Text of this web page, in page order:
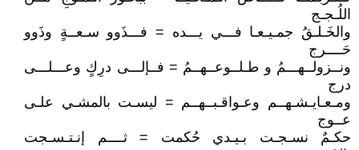
اللُـجـج
والخَـلـقُ جمـيـعـا فـــي يـــده = فـــذَوو سـعــةٍ وذَوو
حَــــرج
ونــزولــهـــمُ و طـلــوعــهــمُ = فــإلـــى درِكٍ وعـــلـــى
درج
ومـعـايـشـهــم وعـواقـبــهــم = ليسـت بالمشـي علـى
عــوج
حكـمٌ نسـجـت بـيـدي حُكمت = ثــــم إنـتـسـجت